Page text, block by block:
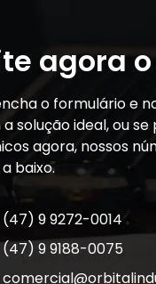
agora
o formulário e
solução ideal, ou
agora, nossos
baixo.
(47) 9 9272-0014
(47) 9 9188-0075